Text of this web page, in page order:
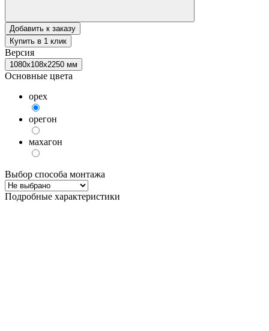
Добавить к заказу
Купить в 1 клик
Версия
1080х108х2250 мм
Основные цвета
орех
орегон
махагон
Выбор способа монтажа
Подробные характеристики